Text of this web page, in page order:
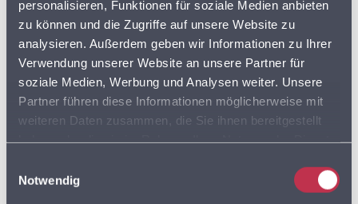
personalisieren, Funktionen für soziale Medien anbieten
zu können und die Zugriffe auf unsere Website zu
analysieren. Außerdem geben wir Informationen zu Ihrer
Verwendung unserer Website an unsere Partner für
soziale Medien, Werbung und Analysen weiter. Unsere
Partner führen diese Informationen möglicherweise mit
weiteren Daten zusammen, die Sie ihnen bereitgestellt
Cookies, wenn Sie unsere Webseite weiterhin nutzen.
Notwendig
3. MÄRZ 2026
Neue Datenaktualisierung: Erweiterter
Energiedaten-Katalog jetzt verfügbar
7. JANUAR 2026
ADRESSDATEN